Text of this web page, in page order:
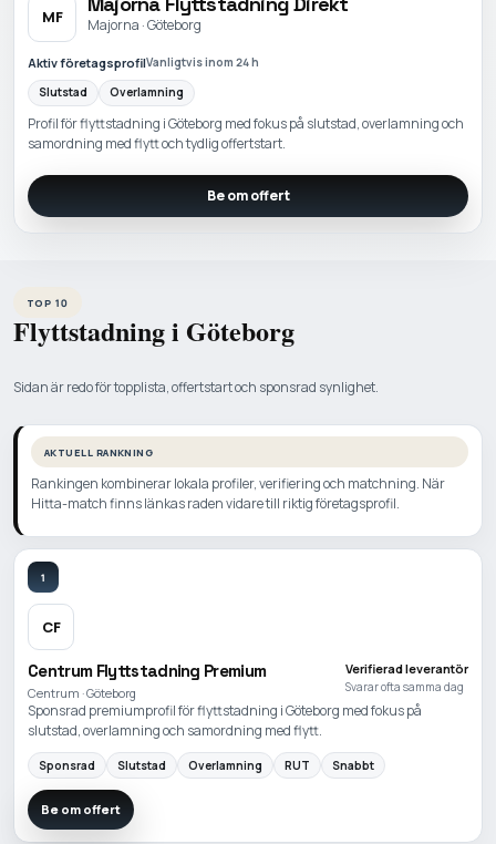
MF Majorna · Göteborg
Aktiv företagsprofilVanligtvis inom 24 h
Slutstad
Overlamning
Profil för flyttstadning i Göteborg med fokus på slutstad, overlamning och
samordning med flytt och tydlig offertstart.
Be om offert
TOP 10
Flyttstadning i Göteborg
Sidan är redo för topplista, offertstart och sponsrad synlighet.
AKTUELL RANKNING
Rankingen kombinerar lokala profiler, verifiering och matchning. När
Hitta-match finns länkas raden vidare till riktig företagsprofil.
1
CF
Centrum Flyttstadning Premium
Centrum · Göteborg
Verifierad leverantör
Svarar ofta samma dag
Sponsrad premiumprofil för flyttstadning i Göteborg med fokus på
slutstad, overlamning och samordning med flytt.
Sponsrad Slutstad Overlamning RUT Snabbt
Be om offert